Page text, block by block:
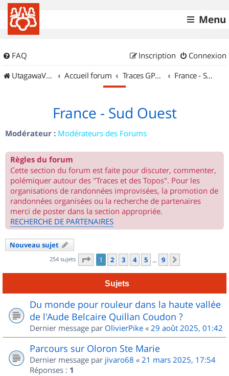
Menu
FAQ Connexion
Inscription
UtagawaVTT (Randos VTT et VTTAE avec traces GPS)
Accueil forum Traces GPS de randos VTT France - Sud Ouest
France - Sud Ouest
Modérateur : Modérateurs des Forums
Règles du forum
Cette section du forum est faite pour discuter, commenter,
polémiquer autour des "Traces et des Topos". Pour les
organisations de randonnées improvisées, la promotion de
randonnées organisées ou la recherche de partenaires
merci de poster dans la section appropriée.
RECHERCHE DE PARTENAIRES
Nouveau sujet
254 sujets Page 1sur
1 2 3 4 5 … 9
Sujets
Du monde pour rouleur dans la haute vallée
de l'Aude Belcaire Quillan Coudon ?
Dernier message par OlivierPike « 29 août 2025, 01:42
Parcours sur Oloron Ste Marie
Dernier message par jivaro68 « 21 mars 2025, 17:54
Réponses : 1